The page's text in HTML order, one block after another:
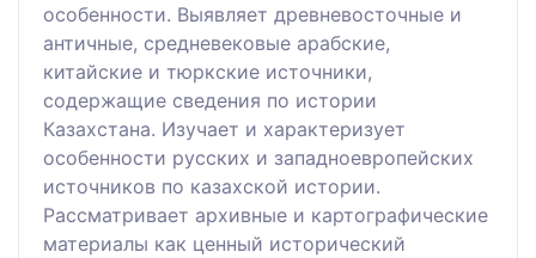
особенности. Выявляет древневосточные и
античные, средневековые арабские,
китайские и тюркские источники,
содержащие сведения по истории
Казахстана. Изучает и характеризует
особенности русских и западноевропейских
источников по казахской истории.
Рассматривает архивные и картографические
материалы как ценный исторический